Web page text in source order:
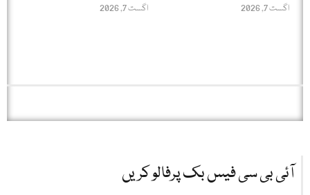
اگست 7, 2026 اگست 7, 2026
آئی بی سی فیس بک پرفالو کریں